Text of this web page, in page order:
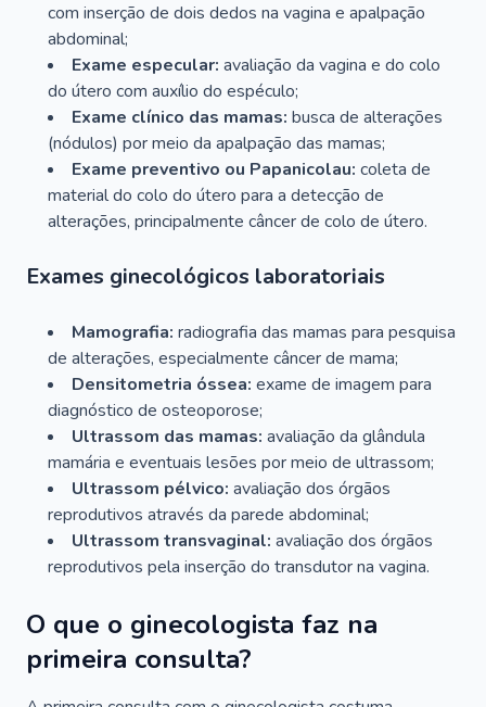
com inserção de dois dedos na vagina e apalpação
abdominal;
Exame especular: avaliação da vagina e do colo
do útero com auxílio do espéculo;
Exame clínico das mamas: busca de alterações
(nódulos) por meio da apalpação das mamas;
Exame preventivo ou Papanicolau: coleta de
material do colo do útero para a detecção de
alterações, principalmente câncer de colo de útero.
Exames ginecológicos laboratoriais
Mamografia: radiografia das mamas para pesquisa
de alterações, especialmente câncer de mama;
Densitometria óssea: exame de imagem para
diagnóstico de osteoporose;
Ultrassom das mamas: avaliação da glândula
mamária e eventuais lesões por meio de ultrassom;
Ultrassom pélvico: avaliação dos órgãos
reprodutivos através da parede abdominal;
Ultrassom transvaginal: avaliação dos órgãos
reprodutivos pela inserção do transdutor na vagina.
O que o ginecologista faz na
primeira consulta?